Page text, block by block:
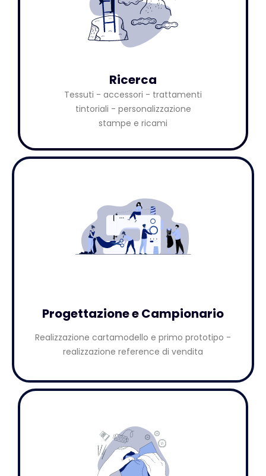
Ricerca
Tessuti - accessori - trattamenti
tintoriali - personalizzazione
stampe e ricami
Progettazione e Campionario
Realizzazione cartamodello e primo prototipo -
realizzazione reference di vendita